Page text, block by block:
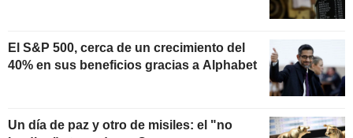
El S&P 500, cerca de un crecimiento del
40% en sus beneficios gracias a Alphabet
Un día de paz y otro de misiles: el "no